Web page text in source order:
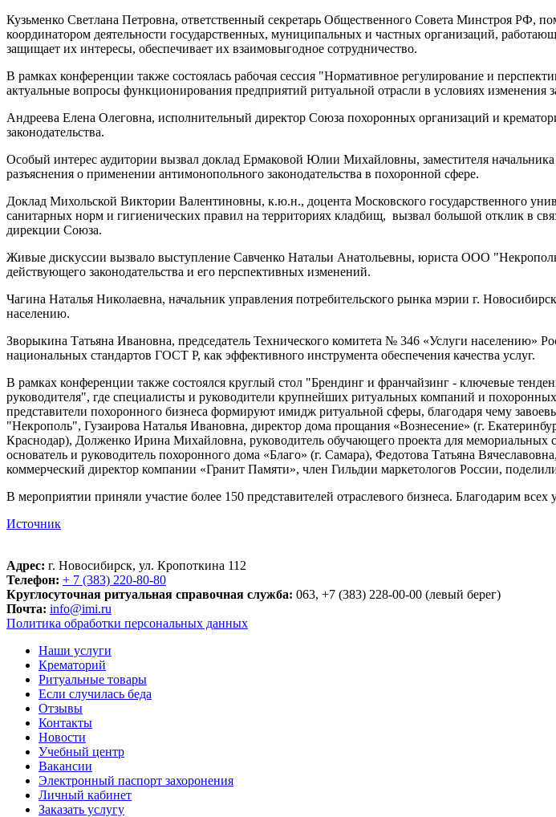
Кузьменко Светлана Петровна, ответственный секретарь Общественного Совета Минстроя РФ,
координатором деятельности государственных, муниципальных и частных организаций,
защищает их интересы, обеспечивает их взаимовыгодное сотрудничество.
В рамках конференции также состоялась рабочая сессия "Нормативное регулирование и
актуальные вопросы функционирования предприятий ритуальной отрасли в условиях изменения
Андреева Елена Олеговна, исполнительный директор Союза похоронных организаций и
законодательства.
Особый интерес аудитории вызвал доклад Ермаковой Юлии Михайловны, заместителя
разъяснения о применении антимонопольного законодательства в похоронной сфере.
Доклад Михольской Виктории Валентиновны, к.ю.н., доцента Московского государственного
санитарных норм и гигиенических правил на территориях кладбищ, вызвал большой отклик в
дирекции Союза.
Живые дискуссии вызвало выступление Савченко Натальи Анатольевны, юриста ООО
действующего законодательства и его перспективных изменений.
Чагина Наталья Николаевна, начальник управления потребительского рынка мэрии г.
населению.
Зворыкина Татьяна Ивановна, председатель Технического комитета № 346 «Услуги населению»
национальных стандартов ГОСТ Р, как эффективного инструмента обеспечения качества услуг.
В рамках конференции также состоялся круглый стол "Брендинг и франчайзинг - ключевые
руководителя", где специалисты и руководители крупнейших ритуальных компаний и
представители похоронного бизнеса формируют имидж ритуальной сферы, благодаря чему
"Некрополь", Гузаирова Наталья Ивановна, директор дома прощания «Вознесение» (г.
Краснодар), Долженко Ирина Михайловна, руководитель обучающего проекта для
основатель и руководитель похоронного дома «Благо» (г. Самара), Федотова Татьяна
коммерческий директор компании «Гранит Памяти», член Гильдии маркетологов России,
В мероприятии приняли участие более 150 представителей отраслевого бизнеса. Благодарим
Источник
Адрес: г. Новосибирск, ул. Кропоткина 112
Телефон: + 7 (383) 220-80-80
Круглосуточная ритуальная справочная служба: 063, +7 (383) 228-00-00 (левый берег)
Почта: info@imi.ru
Политика обработки персональных данных
Наши услуги
Крематорий
Ритуальные товары
Если случилась беда
Отзывы
Контакты
Новости
Учебный центр
Вакансии
Электронный паспорт захоронения
Личный кабинет
Заказать услугу